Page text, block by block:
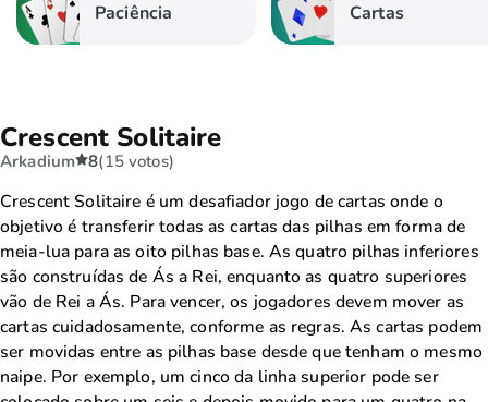
Paciência Cartas
Crescent Solitaire
Arkadium 8(15 votos)
Crescent Solitaire é um desafiador jogo de cartas onde o
objetivo é transferir todas as cartas das pilhas em forma de
meia-lua para as oito pilhas base. As quatro pilhas inferiores
são construídas de Ás a Rei, enquanto as quatro superiores
vão de Rei a Ás. Para vencer, os jogadores devem mover as
cartas cuidadosamente, conforme as regras. As cartas podem
ser movidas entre as pilhas base desde que tenham o mesmo
naipe. Por exemplo, um cinco da linha superior pode ser